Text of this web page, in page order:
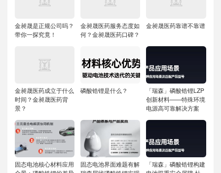
金昶晟是正规公司吗？
带你一探究竟！
金昶晟医药服务态度如
何？金昶晟医药口碑？
金昶晟医药靠谱不靠谱
金昶晟医药成立于什么
时间？金昶晟医药背
景？
磷酸锆锂是什么？
「瑞森」磷酸锆锂LZP
创新材料——特殊环境
电源高可靠解决方案
固态电池核心材料应用
固态电池界面难题有解
「瑞森」磷酸锆锂构建